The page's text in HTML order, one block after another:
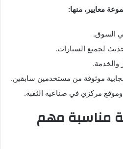
معايير، منها:
السوق.
لجميع السيارات.
والخدمة.
موثوقة من مستخدمين سابقين.
مركزي في صناعية الثقبة.
مناسبة مهم